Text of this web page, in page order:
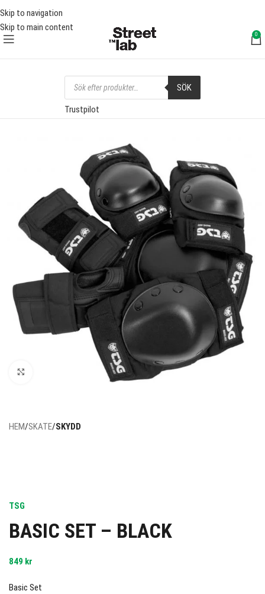
Skip to navigation
Skip to main content
FRAKT ÖVER 1000 SEK
0
SÖK
Trustpilot
HEM SKATE SKYDD
TSG
BASIC SET – BLACK
849 kr
Basic Set